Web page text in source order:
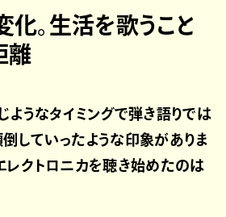
化。生活を歌うこと
離
ようなタイミングで弾き語りでは
していったような印象がありま
レクトロニカを聴き始めたのは